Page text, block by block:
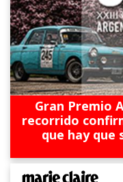
Gran Premio
recorrido
que hay que